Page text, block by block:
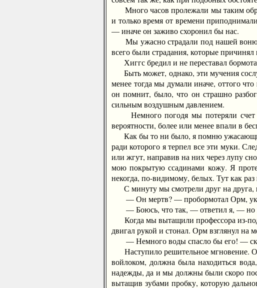
Много часов пролежали мы таким
и только время от времени
— иначе он заживо схоронил бы нас.
Мы ужасно страдали под нашей
всего были страдания, которые
Хиггс бредил и не переставал
Быть может, однако, эти мучения
менее тогда мы думали иначе, оттого
он помнит, было, что он страшно
сильным воздушным давлением.
Немного погодя мы потеряли счет
вероятности, более или менее впали в
Как бы то ни было, я помню
ради которого я терпел все эти муки.
или жгут, направив на них через лупу
мою покрытую ссадинами кожу. Я
некогда, по-видимому, белых. Тут как
С минуту мы смотрели друг на друга,
— Он мертв? — пробормотал Орм,
— Боюсь, что так, — ответил я, — но
Когда мы вытащили профессора из-
двигал рукой и стонал. Орм взглянул на
— Немного воды спасло бы его! —
Наступило решительное мгновение.
войлоком, должна была находиться
надежды, да и мы должны были скоро
вытащив зубами пробку, которую